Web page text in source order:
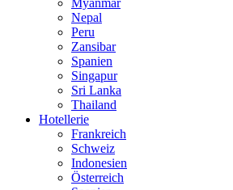
Nepal
Peru
Zansibar
Spanien
Singapur
Sri Lanka
Thailand
Hotellerie
Frankreich
Schweiz
Indonesien
Österreich